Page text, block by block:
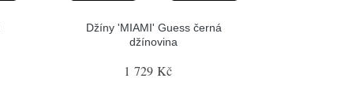
Džíny 'MIAMI' Guess černá
džínovina
1 729 Kč